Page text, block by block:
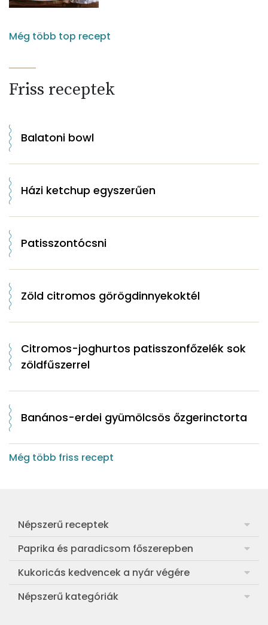
Még több top recept
Friss receptek
Balatoni bowl
Házi ketchup egyszerűen
Patisszontócsni
Zöld citromos görögdinnyekoktél
Citromos-joghurtos patisszonfőzelék sok
zöldfűszerrel
Banános-erdei gyümölcsös őzgerinctorta
Még több friss recept
Népszerű receptek
Frankfurti leves
Egyszerű muffin
Aranygaluska
Paprika és paradicsom főszerepben
Pan con Tomate
Paradicsom és paprika eltevése télre
Kukoricás kedvencek a nyár végére
Legfinomabb főtt kukorica
Népszerű kategóriák